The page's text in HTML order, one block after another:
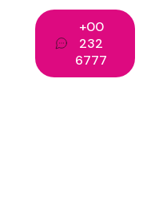
+00
232
6777